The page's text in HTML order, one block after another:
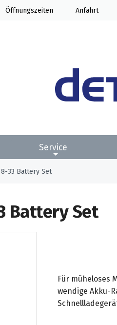
Öffnung Anfahrt
Service
33 Battery Set
Battery Set
Für müheloses
wendige Akku-